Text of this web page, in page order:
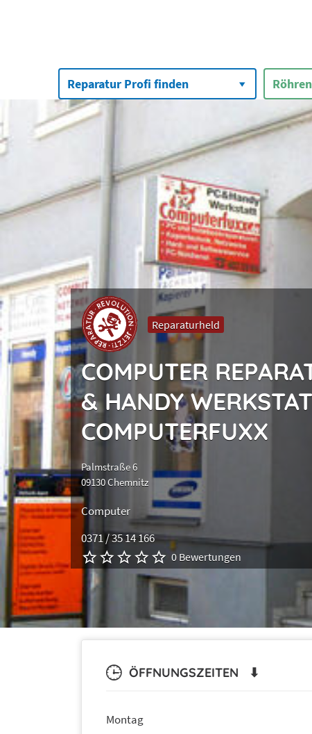
Reparatur Profi finden
Reparaturheld
COMPUTER
& HANDY
COMPUTERFUXX
Palmstraße 6
09130 Chemnitz
Computer
0371 / 35 14 166
0 Bewertungen
ÖFFNUNGSZEITEN ⬇
Montag